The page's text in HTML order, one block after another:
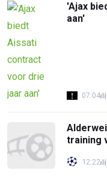
'Ajax
aan'
07:04
training
12:22